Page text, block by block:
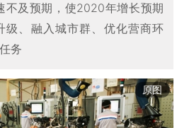
不及预期，使2020年增长预期
级、融入城市群、优化营商环
务
原图